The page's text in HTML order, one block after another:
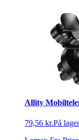
Allity
79,56 kr.På lager